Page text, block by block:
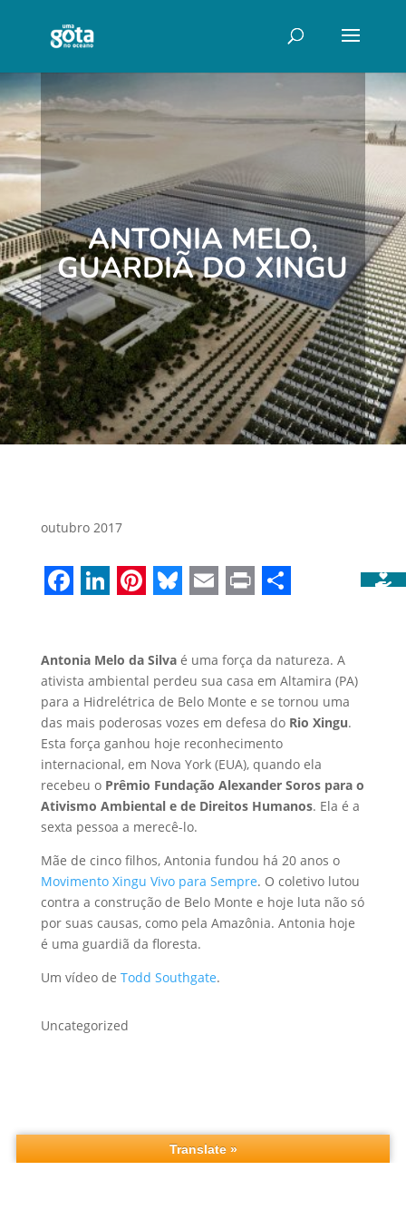
ANTONIA MELO,
GUARDIÃ DO XINGU
outubro 2017
Antonia Melo da Silvaé uma força da natureza. A
ativista ambiental perdeu sua casa em Altamira (PA)
para a Hidrelétrica de Belo Monte e se tornou uma
das mais poderosas vozes em defesa do Rio Xingu.
Esta força ganhou hoje reconhecimento
internacional, em Nova York (EUA), quando ela
recebeu o Prêmio Fundação Alexander Soros para o
Ativismo Ambiental e de Direitos Humanos. Ela é a
sexta pessoa a merecê-lo.
Mãe de cinco filhos, Antonia fundou há 20 anos o
Movimento Xingu Vivo para Sempre. O coletivo lutou
contra a construção de Belo Monte e hoje luta não só
por suas causas, como pela Amazônia. Antonia hoje
é uma guardiã da floresta.
Um vídeo de Todd Southgate.
Uncategorized